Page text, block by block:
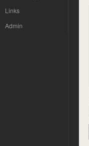
Links
Admin